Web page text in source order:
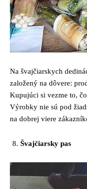
Na švajčiarskych
založený na dôvere:
Kupujúci si vezme to,
Výrobky nie sú pod
na dobrej viere
Švajčiarsky pas